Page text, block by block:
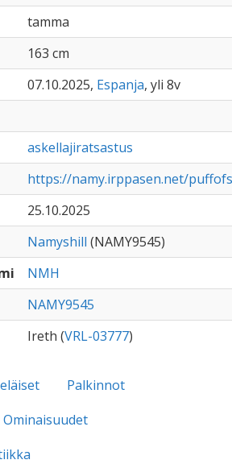
tamma
163 cm
07.10.2025, Espanja, yli 8v
askellajiratsastus
https://namy.irppasen.net/
25.10.2025
Namyshill (NAMY9545)
NMH
NAMY9545
Ireth (VRL-03777)
Palkinnot
Ominaisuudet